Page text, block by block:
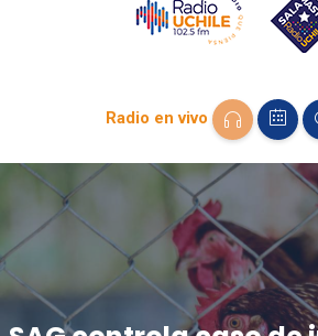
Radio en vivo